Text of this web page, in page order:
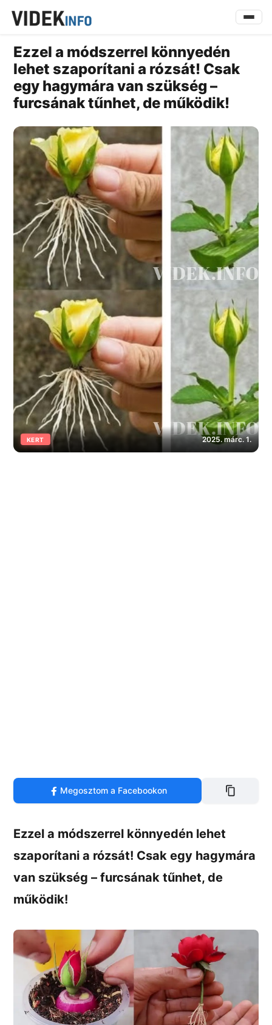
Ezzel a módszerrel könnyedén
lehet szaporítani a rózsát! Csak
egy hagymára van szükség –
furcsának tűnhet, de működik!
KERT 2025. márc. 1.
Megosztom a Facebookon
Ezzel a módszerrel könnyedén lehet
szaporítani a rózsát! Csak egy hagymára
van szükség – furcsának tűnhet, de
működik!